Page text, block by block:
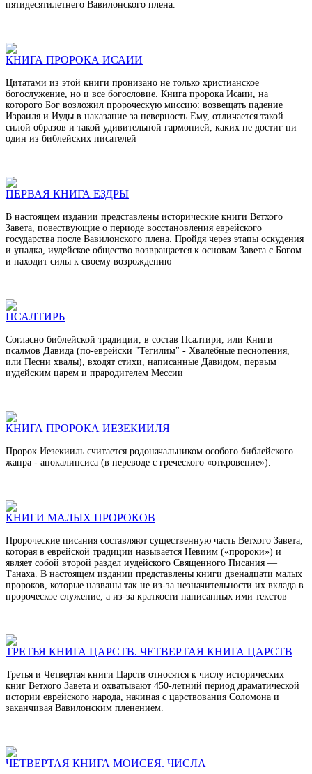
пятидесятилетнего Вавилонского плена.
КНИГА ПРОРОКА ИСАИИ
Цитатами из этой книги пронизано не только христианское
богослужение, но и все богословие. Книга пророка Исаии, на
которого Бог возложил пророческую миссию: возвещать падение
Израиля и Иуды в наказание за неверность Ему, отличается такой
силой образов и такой удивительной гармонией, каких не достиг ни
один из библейских писателей
ПЕРВАЯ КНИГА ЕЗДРЫ
В настоящем издании представлены исторические книги Ветхого
Завета, повествующие о периоде восстановления еврейского
государства после Вавилонского плена. Пройдя через этапы оскудения
и упадка, иудейское общество возвращается к основам Завета с Богом
и находит силы к своему возрождению
ПСАЛТИРЬ
Согласно библейской традиции, в состав Псалтири, или Книги
псалмов Давида (по-еврейски "Тегилим" - Хвалебные песнопения,
или Песни хвалы), входят стихи, написанные Давидом, первым
иудейским царем и прародителем Мессии
КНИГА ПРОРОКА ИЕЗЕКИИЛЯ
Пророк Иезекииль считается родоначальником особого библейского
жанра - апокалипсиса (в переводе с греческого «откровение»).
КНИГИ МАЛЫХ ПРОРОКОВ
Пророческие писания составляют существенную часть Ветхого Завета,
которая в еврейской традиции называется Невиим («пророки») и
являет собой второй раздел иудейского Священного Писания —
Танаха. В настоящем издании представлены книги двенадцати малых
пророков, которые названы так не из-за незначительности их вклада в
пророческое служение, а из-за краткости написанных ими текстов
ТРЕТЬЯ КНИГА ЦАРСТВ. ЧЕТВЕРТАЯ КНИГА ЦАРСТВ
Третья и Четвертая книги Царств относятся к числу исторических
книг Ветхого Завета и охватывают 450-летний период драматической
истории еврейского народа, начиная с царствования Соломона и
заканчивая Вавилонским пленением.
ЧЕТВЕРТАЯ КНИГА МОИСЕЯ. ЧИСЛА